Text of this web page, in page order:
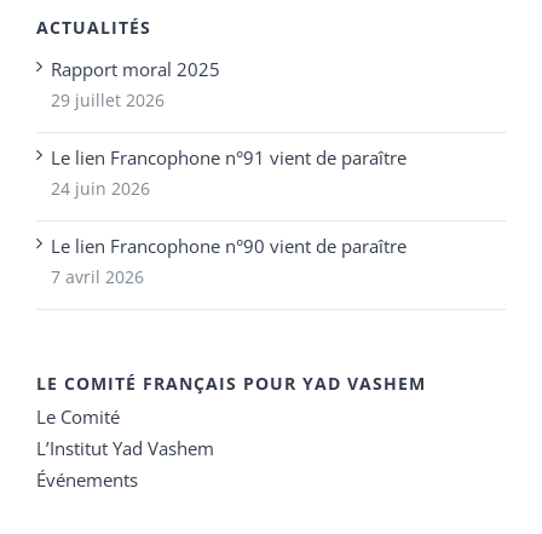
ACTUALITÉS
Rapport moral 2025
29 juillet 2026
Le lien Francophone n°91 vient de paraître
24 juin 2026
Le lien Francophone n°90 vient de paraître
7 avril 2026
LE COMITÉ FRANÇAIS POUR YAD VASHEM
Le Comité
L’Institut Yad Vashem
Événements